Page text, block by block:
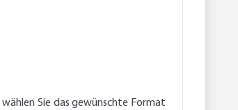
Sie das gewünschte Format